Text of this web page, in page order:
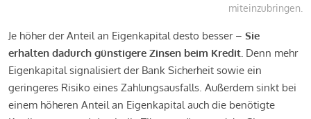
miteinzubringen.
Je höher der Anteil an Eigenkapital desto besser – Sie
erhalten dadurch günstigere Zinsen beim Kredit. Denn mehr
Eigenkapital signalisiert der Bank Sicherheit sowie ein
geringeres Risiko eines Zahlungsausfalls. Außerdem sinkt bei
einem höheren Anteil an Eigenkapital auch die benötigte